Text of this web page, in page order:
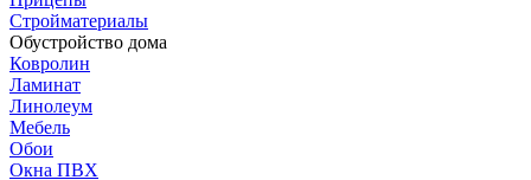
Стройматериалы
Обустройство дома
Ковролин
Ламинат
Линолеум
Мебель
Обои
Окна ПВХ